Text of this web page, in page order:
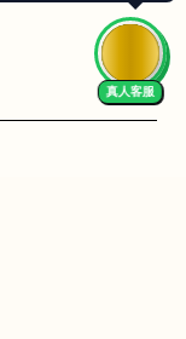
真人客服